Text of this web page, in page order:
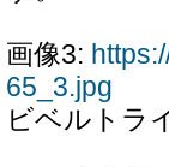
画像3:
65_3.jpg
ビベルトラ